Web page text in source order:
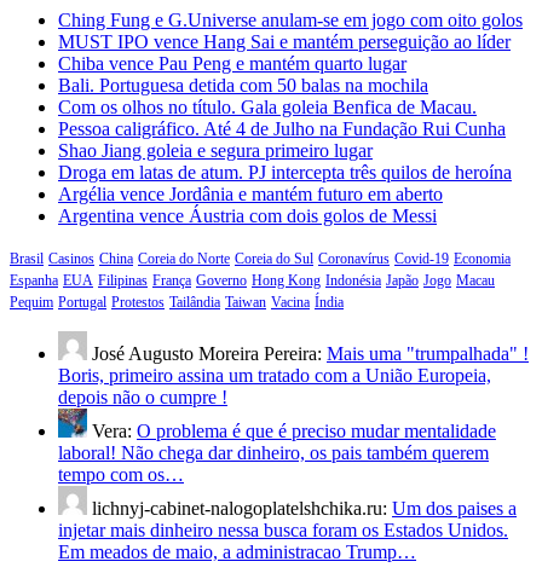
Ching Fung e G.Universe anulam-se em jogo com oito golos
MUST IPO vence Hang Sai e mantém perseguição ao líder
Chiba vence Pau Peng e mantém quarto lugar
Bali. Portuguesa detida com 50 balas na mochila
Com os olhos no título. Gala goleia Benfica de Macau.
Pessoa caligráfico. Até 4 de Julho na Fundação Rui Cunha
Shao Jiang goleia e segura primeiro lugar
Droga em latas de atum. PJ intercepta três quilos de heroína
Argélia vence Jordânia e mantém futuro em aberto
Argentina vence Áustria com dois golos de Messi
Brasil Casinos China Coreia do Norte Coreia do Sul Coronavírus Covid-19 Economia
Espanha EUA Filipinas França Governo Hong Kong Indonésia Japão Jogo Macau
Pequim Portugal Protestos Tailândia Taiwan Vacina Índia
José Augusto Moreira Pereira: Mais uma "trumpalhada" !
Boris, primeiro assina um tratado com a União Europeia,
depois não o cumpre !
Vera: O problema é que é preciso mudar mentalidade
laboral! Não chega dar dinheiro, os pais também querem
tempo com os…
lichnyj-cabinet-nalogoplatelshchika.ru: Um dos paises a
injetar mais dinheiro nessa busca foram os Estados Unidos.
Em meados de maio, a administracao Trump…